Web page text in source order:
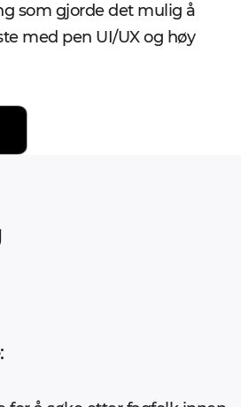
som gjorde det mulig å
med pen UI/UX og høy